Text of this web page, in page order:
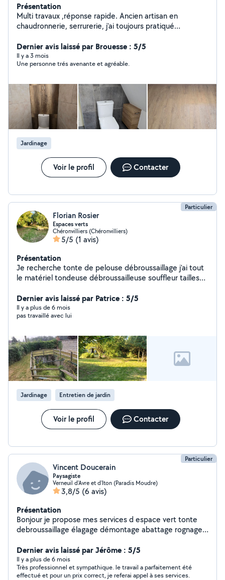
Présentation
Multi travaux ,réponse rapide. Ancien artisan en
chaudronnerie, serrurerie, j'ai toujours pratiqué
première,divers activités touchant au bâtiment.
Consciencieux et méticuleux, j'aime le travail bien fait.
Montage de meuble, plomberie,sanitaire,
divers.Petits travaux de maçonnerie.Vide grenier.
Passage nettoyeur haute pression
Dernier avis laissé par Brouesse : 5/5
Il y a 3 mois
Une personne trés avenante et agréable.
Jardinage
Voir le profil Contacter
Particulier
Florian Rosier
Espaces verts
Chéronvilliers (Chéronvilliers)
5/5 (1 avis)
Présentation
Je recherche tonte de pelouse débroussaillage j'ai tout
le matériel tondeuse débroussailleuse souffleur tailles
essence mélange fil débroussailleuse je prends 20
euros de l'heure
Dernier avis laissé par Patrice : 5/5
Il y a plus de 6 mois
pas travaillé avec lui
Jardinage Entretien de jardin
Voir le profil Contacter
Particulier
Vincent Doucerain
Paysagiste
Verneuil d'Avre et d'Iton (Paradis Moudre)
3,8/5 (6 avis)
Présentation
Bonjour je propose mes services d espace vert tonte
debroussaillage élagage démontage abattage rognage
Dernier avis laissé par Jérôme : 5/5
Il y a plus de 6 mois
Très professionnel et sympathique. le travail a parfaitement été
effectué et pour un prix correct, je referai appel à ses services.